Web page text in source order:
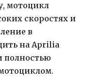
мотоцикл
скоростях и
в
на Aprilia
полностью